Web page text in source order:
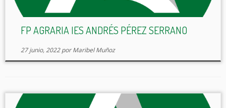
FP AGRARIA IES ANDRÉS PÉREZ SERRANO
27 junio, 2022 porMaribel Muñoz